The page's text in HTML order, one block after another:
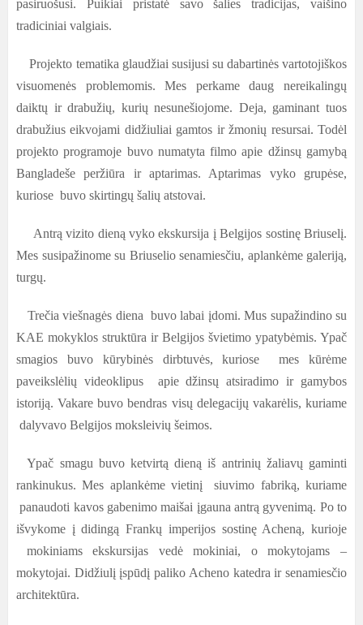
pasiruošusi. Puikiai pristatė savo šalies tradicijas, vaišino
tradiciniai valgiais.
Projekto tematika glaudžiai susijusi su dabartinės vartotojiškos
visuomenės problemomis. Mes perkame daug nereikalingų
daiktų ir drabužių, kurių nesunešiojome. Deja, gaminant tuos
drabužius eikvojami didžiuliai gamtos ir žmonių resursai. Todėl
projekto programoje buvo numatyta filmo apie džinsų gamybą
Bangladeše peržiūra ir aptarimas. Aptarimas vyko grupėse,
kuriose buvo skirtingų šalių atstovai.
Antrą vizito dieną vyko ekskursija į Belgijos sostinę Briuselį.
Mes susipažinome su Briuselio senamiesčiu, aplankėme galeriją,
turgų.
Trečia viešnagės diena buvo labai įdomi. Mus supažindino su
KAE mokyklos struktūra ir Belgijos švietimo ypatybėmis. Ypač
smagios buvo kūrybinės dirbtuvės, kuriose mes kūrėme
paveikslėlių videoklipus apie džinsų atsiradimo ir gamybos
istoriją. Vakare buvo bendras visų delegacijų vakarėlis, kuriame
dalyvavo Belgijos moksleivių šeimos.
Ypač smagu buvo ketvirtą dieną iš antrinių žaliavų gaminti
rankinukus. Mes aplankėme vietinį siuvimo fabriką, kuriame
panaudoti kavos gabenimo maišai įgauna antrą gyvenimą. Po to
išvykome į didingą Frankų imperijos sostinę Acheną, kurioje
mokiniams ekskursijas vedė mokiniai, o mokytojams –
mokytojai. Didžiulį įspūdį paliko Acheno katedra ir senamiesčio
architektūra.